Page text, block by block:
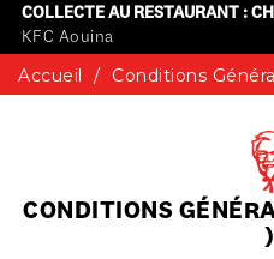
COLLECTE AU RESTAURANT :
KFC Aouina
Accueil
Conditions
CONDITIONS
)